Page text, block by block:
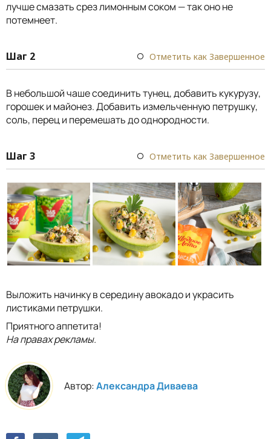
лучше смазать срез лимонным соком — так оно не
потемнеет.
Шаг 2 Отметить как Завершенное
В небольшой чаше соединить тунец, добавить кукурузу,
горошек и майонез. Добавить измельченную петрушку,
соль, перец и перемешать до однородности.
Шаг 3 Отметить как Завершенное
Выложить начинку в середину авокадо и украсить
листиками петрушки.
Приятного аппетита!
На правах рекламы.
Автор:Александра Диваева